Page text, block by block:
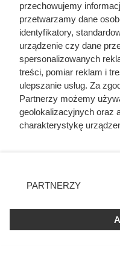
Uwięził żonę i
Co się działo w
przechowujemy
przetwarzamy dane
identyfikatory,
urządzenie czy dane
spersonalizowanych
treści, pomiar reklam i
ulepszanie usług. Za
Partnerzy możemy
geolokalizacyjnych oraz
charakterystykę
zmienić/wycofać
znajdujący się w lewym
rodzaje przetwarzania
użytkownika, ale masz
przetwarzaniu.
PARTNERZY